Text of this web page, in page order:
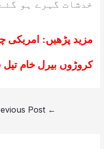
خدشات گہرے ہو
مزید پڑھیں: امریکی
کروڑوں بیرل خام
←